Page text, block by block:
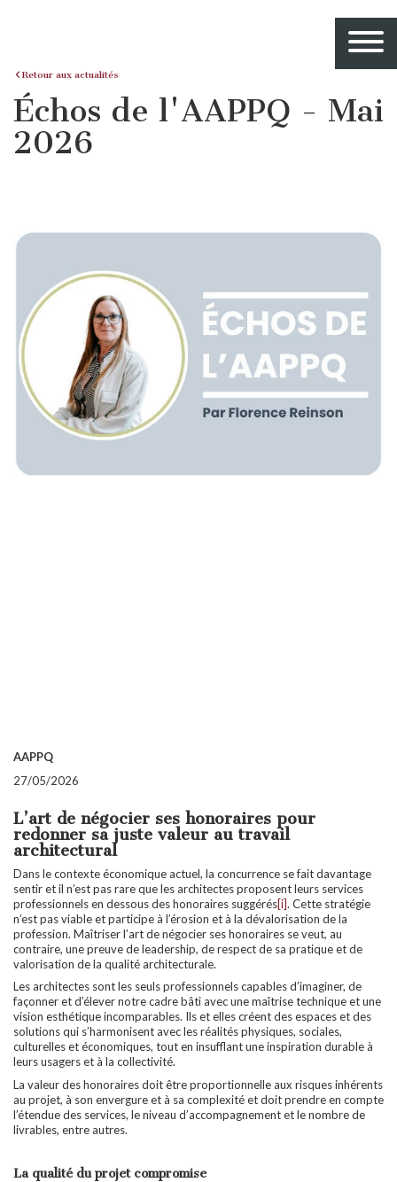
Retour aux actualités
Échos de l'AAPPQ - Mai
2026
AAPPQ
27/05/2026
L’art de négocier ses honoraires pour
redonner sa juste valeur au travail
architectural
Dans le contexte économique actuel, la concurrence se fait davantage
sentir et il n’est pas rare que les architectes proposent leurs services
professionnels en dessous des honoraires suggérés[i]. Cette stratégie
n’est pas viable et participe à l’érosion et à la dévalorisation de la
profession. Maîtriser l’art de négocier ses honoraires se veut, au
contraire, une preuve de leadership, de respect de sa pratique et de
valorisation de la qualité architecturale.
Les architectes sont les seuls professionnels capables d’imaginer, de
façonner et d’élever notre cadre bâti avec une maîtrise technique et une
vision esthétique incomparables. Ils et elles créent des espaces et des
solutions qui s’harmonisent avec les réalités physiques, sociales,
culturelles et économiques, tout en insufflant une inspiration durable à
leurs usagers et à la collectivité.
La valeur des honoraires doit être proportionnelle aux risques inhérents
au projet, à son envergure et à sa complexité et doit prendre en compte
l’étendue des services, le niveau d’accompagnement et le nombre de
livrables, entre autres.
La qualité du projet compromise